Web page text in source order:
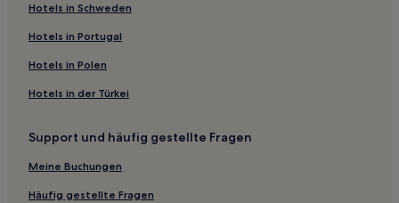
Sandy Point Hotels
Greenhills Hotels
Oban Hotels
Invercargill City: Hotels
Wakapatu Hotels
Hotels mit Parkplatz in Invercargill
Hotels in Schweden
Hotels in Portugal
Hotels in Polen
Hotels in der Türkei
Support und häufig gestellte Fragen
Meine Buchungen
Häufig gestellte Fragen